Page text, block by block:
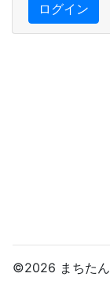
ログイン
©2026 まちたん